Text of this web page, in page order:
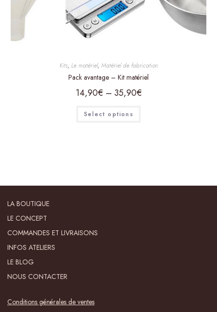
Kits, Le matériel, Matériel de fabrication
Pack avantage – Kit matériel
14,90€ – 35,90€
Select options
LA BOUTIQUE
LE CONCEPT
COMMANDES ET LIVRAISONS
INFOS ATELIERS
LE BLOG
NOUS CONTACTER
Conditions générales de ventes